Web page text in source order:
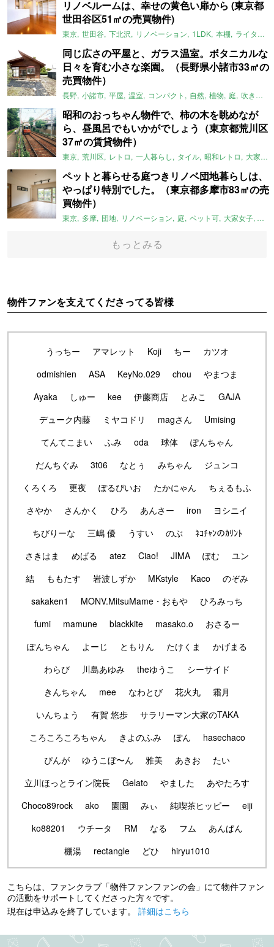
リノベルームは、幸せの黄色い扉から (東京都
世田谷区51㎡の売買物件)
東京 世田谷 下北沢 リノベーション 1LDK 本棚 ライター：ほしりょうこ
同じ広さの平屋と、ガラス温室。ボタニカルな
日々を育む小さな楽園。（長野県小諸市33㎡の
売買物件）
長野 小諸市 平屋 温室 コンパクト 自然 植物 庭 吹き抜け
昭和のおっちゃん物件で、柿の木を眺めなが
ら、昼風呂でもいかがでしょう（東京都荒川区
37㎡の賃貸物件）
東京 荒川区 レトロ 一人暮らし タイル 昭和レトロ 大家女子
ペットと暮らせる庭つきリノベ団地暮らしは、
やっぱり特別でした。（東京都多摩市83㎡の売
買物件）
東京 多摩 団地 リノベーション 庭 ペット可 大家女子 団
もっとみる
物件ファンを支えてくださってる皆様
うっちー アマレット Koji ちー
カツオ
odmishien
ASA KeyNo.029 chou
やまつま
Ayaka
しゅー kee 伊藤商店 とみこ
GAJA
デューク内藤
ミヤコドリ magさん
Umising
てんてこまい
ふみ oda 球体
ぽんちゃん
だんちぐみ
3t06 なとぅ みちゃん
ジュンコ
くろくろ
更夜 ぽるぴいお たかにゃん
ちぇるもふ
さやか
さんかく ひろ あんさー iron
ヨシニイ
ちびりーな
三嶋 優 うすい のぶ
ﾈｺﾁｬﾝのｶﾘﾝﾄ
さきはま
めばる atez Ciao! JIMA ぽむ
ユン
結
ももたす 岩波しずか MKstyle Kaco
のぞみ
sakaken1
MONV.MitsuMame・おもや
ひろみっち
fumi
mamune blackkite masako.o
おさるー
ぽんちゃん
よーじ ともりん たけくま
かげまる
わらび
川島あゆみ theゆうこ
シーサイド
きんちゃん
mee なわとび 花火丸
霜月
いんちょう
有賀 悠歩
サラリーマン大家のTAKA
ころころころちゃん
きよのふみ ぽん
hasechaco
ぴんが
ゆうこぼ〜ん 雅美 あきお
たい
立川ほっとライン院長
Gelato やました
あやたろす
Choco89rock
ako 園園 みぃ 純喫茶ヒッピー
eiji
ko88201
ウチータ RM なる フム
あんぱん
棚湯
rectangle どひ hiryu1010
こちらは、ファンクラブ「物件ファンファンの会」にて物件ファン
の活動をサポートしてくださった方々です。
現在は申込みを終了しています。 詳細はこちら